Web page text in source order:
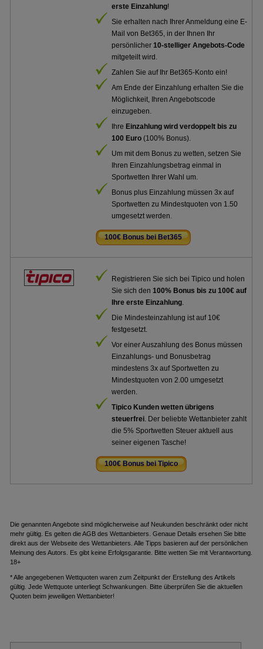
erste Einzahlung!
Sie erhalten nach Ihrer Anmeldung eine E-
Mail von Bet365, in der Ihnen Ihr
persönlicher10-stelliger Angebots-Code
mitgeteilt wird.
Zahlen Sie auf Ihr Bet365-Konto ein!
Am Ende der Einzahlung erhalten Sie die
Möglichkeit, Ihren Angebotscode
einzugeben.
Ihre Einzahlung wird verdoppelt bis zu
100 Euro (100% Bonus).
Um mit dem Bonus zu wetten, setzen Sie
Ihren Einzahlungsbetrag einmal in
Sportwetten Ihrer Wahl um.
Bonus plus Einzahlung müssen 3x auf
Sportwetten zu Mindestquoten von 1.50
umgesetzt werden.
100€ Bonus bei Bet365
Registrieren Sie sich bei Tipico und holen
Sie sich den100% Bonus bis zu 100€ auf
Ihre erste Einzahlung.
Die Mindesteinzahlung ist auf 10€
festgesetzt.
Vor einer Auszahlung des Bonus müssen
Einzahlungs- und Bonusbetrag
mindestens 3x auf Sportwetten zu
Mindestquoten von 2.00 umgesetzt
werden.
Tipico Kunden wetten übrigens
steuerfrei. Der beliebte Wettanbieter zahlt
die 5% Sportwetten Steuer aktuell aus
seiner eigenen Tasche!
100€ Bonus bei Tipico
Die genannten Angebote sind möglicherweise auf Neukunden beschränkt oder nicht
mehr gültig. Es gelten die AGB des Wettanbieters. Genaue Details ersehen Sie bitte
direkt aus der Webseite des Wettanbieters. Alle Tipps basieren auf der persönlichen
Meinung des Autors. Es gibt keine Erfolgsgarantie. Bitte wetten Sie mit Verantwortung.
18+
* Alle angegebenen Wettquoten waren zum Zeitpunkt der Erstellung des Artikels
gültig. Jede Wettquote unterliegt Schwankungen. Bitte überprüfen Sie die aktuellen
Quoten beim jeweiligen Wettanbieter!